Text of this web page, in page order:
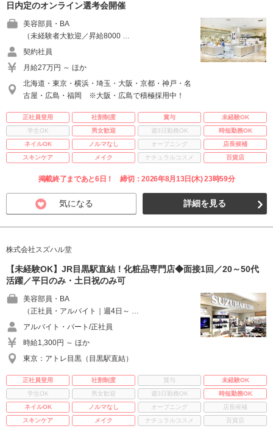
日内定のオンライン選考会開催
美容部員・BA
（未経験者大歓迎／昇給8000 …
契約社員
月給27万円 ～ ほか
北海道・東京・横浜・埼玉・大阪・京都・神戸・名
古屋・広島・福岡 ※大阪・広島で積極採用中！
正社員登用 社割制度 賞与
未経験OK
学生OK
男女歓迎 週3日勤務OK
時短勤務OK
ネイルOK
ノルマなし オープニング
店長候補
スキンケア
メイク ナチュラルコスメ 百貨店
掲載終了まであと6日！ 締切：2026年8月13日(木) 23時59分
気になる 詳細を見る
株式会社スズハル堂
【未経験OK】JR目黒駅直結！化粧品専門店◆面接1回／20～50代
活躍／平日のみ・土日祝のみ可
美容部員・BA
（正社員・アルバイト｜週4日～ …
アルバイト・パート/正社員
時給1,300円 ～ ほか
東京：アトレ目黒（目黒駅直結）
正社員登用 社割制度 賞与
未経験OK
学生OK
男女歓迎 週3日勤務OK
時短勤務OK
ネイルOK
ノルマなし オープニング
店長候補
スキンケア
メイク ナチュラルコスメ 百貨店